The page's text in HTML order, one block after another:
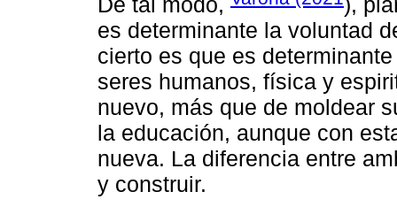
es determinante la voluntad
cierto es que es
seres humanos, física y
nuevo, más que de moldear
la educación, aunque con
nueva. La diferencia entre
y construir.